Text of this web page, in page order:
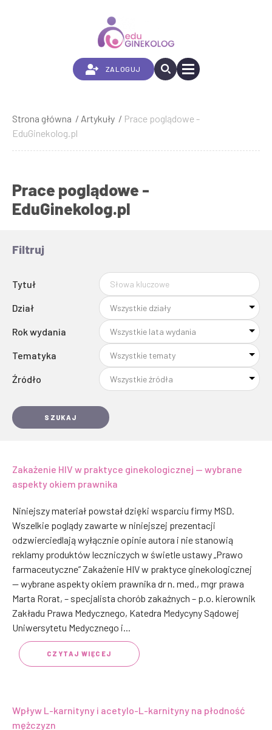
ZALOGUJ
Ścieżka
nawigacyjna
Strona główna Artykuły
Prace poglądowe -
EduGinekolog.pl
Prace poglądowe -
EduGinekolog.pl
Filtruj
Tytuł
Dział
Rok wydania
Tematyka
Źródło
SZUKAJ
Zakażenie HIV w praktyce ginekologicznej — wybrane
aspekty okiem prawnika
Niniejszy materiał powstał dzięki wsparciu firmy MSD.
Wszelkie poglądy zawarte w niniejszej prezentacji
odzwierciedlają wyłącznie opinie autora i nie stanowią
reklamy produktów leczniczych w świetle ustawy „Prawo
farmaceutyczne” Zakażenie HIV w praktyce ginekologicznej
— wybrane aspekty okiem prawnika dr n. med., mgr prawa
Marta Rorat, – specjalista chorób zakaźnych – p.o. kierownik
Zakładu Prawa Medycznego, Katedra Medycyny Sądowej
Uniwersytetu Medycznego i...
CZYTAJ WIĘCEJ
Wpływ L-karnityny i acetylo-L-karnityny na płodność
mężczyzn